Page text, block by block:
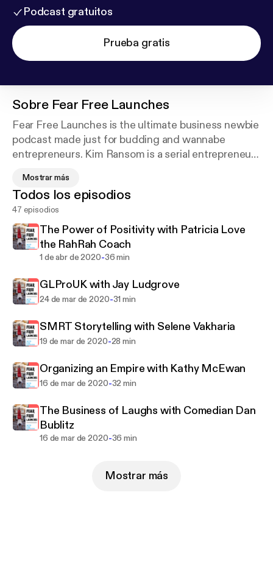
Podcast gratuitos
Prueba gratis
Sobre Fear Free Launches
Fear Free Launches is the ultimate business newbie
podcast made just for budding and wannabe
entrepreneurs. Kim Ransom is a serial entrepreneur
successful ventures grossing seven figures and
impacting lives in the kids fitness industries. Join us
each week as she teaches valuable business
lessons packed with mindset and tactical
strategies, as well as interviews guests who will
inspire you to get past those limiting fears and
Mostrar más
Todos los episodios
47 episodios
The Power of Positivity with Patricia Love
the RahRah Coach
1 de abr de 2020-36 min
GLProUK with Jay Ludgrove
24 de mar de 2020-31 min
SMRT Storytelling with Selene Vakharia
19 de mar de 2020-28 min
Organizing an Empire with Kathy McEwan
16 de mar de 2020-32 min
The Business of Laughs with Comedian Dan
Bublitz
16 de mar de 2020-36 min
Mostrar más